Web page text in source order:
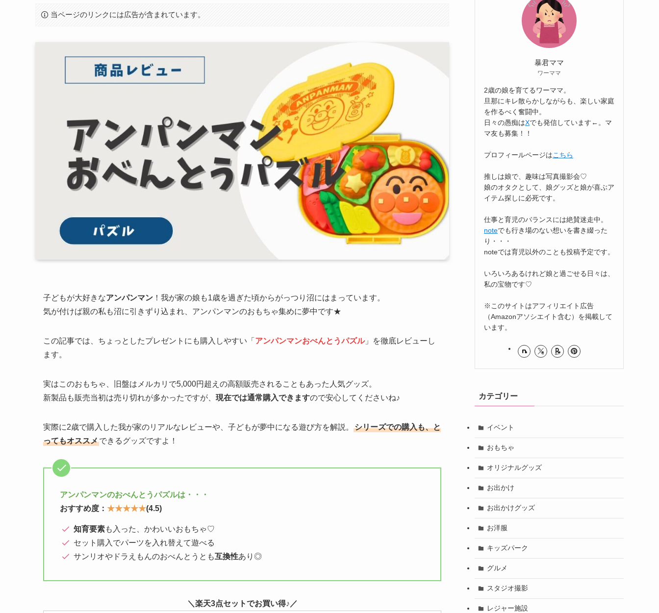
当ページのリンクには広告が含まれています。
子どもが大好きなアンパンマン ！我が家の娘も1歳を過ぎた頃からがっつり沼にはまっています。
気が付けば親の私も沼に引きずり込まれ、アンパンマンのおもちゃ集めに夢中です★
この記事では、ちょっとしたプレゼントにも購入しやすい「 アンパンマンおべんとうパズル」を徹底レビューし
ます。
実はこのおもちゃ、旧盤はメルカリで5,000円超えの高額販売されることもあった人気グッズ。
新製品も販売当初は売り切れが多かったですが、 現在では通常購入できますので安心してくださいね♪
実際に2歳で購入した我が家のリアルなレビューや、子どもが夢中になる遊び方を解説。
シリーズでの購入も、と
ってもオススメできるグッズですよ！
アンパンマンのおべんとうパズルは・・・
おすすめ度： ★★★★★(4.5)
知育要素も入った、かわいいおもちゃ♡
セット購入でパーツを入れ替えて遊べる
サンリオやドラえもんのおべんとうとも互換性あり◎
＼楽天3点セットでお買い得♪／
暴君ママ
ワーママ
2歳の娘を育てるワーママ。
旦那にキレ散らかしながらも、楽しい家庭
を作るべく奮闘中。
日々の愚痴はXでも発信しています←。マ
マ友も募集！！
プロフィールページはこちら
推しは娘で、趣味は写真撮影会♡
娘のオタクとして、娘グッズと娘が喜ぶア
イテム探しに必死です。
仕事と育児のバランスには絶賛迷走中。
noteでも行き場のない想いを書き綴った
り・・・
noteでは育児以外のことも投稿予定です。
いろいろあるけれど娘と過ごせる日々は、
私の宝物です♡
※このサイトはアフィリエイト広告
（Amazonアソシエイト含む）を掲載して
います。
カテゴリー
イベント
おもちゃ
オリジナルグッズ
お出かけ
お出かけグッズ
お洋服
キッズパーク
グルメ
スタジオ撮影
レジャー施設